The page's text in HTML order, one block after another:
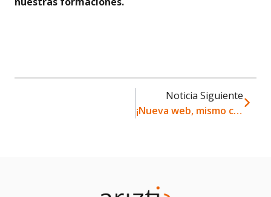
Noticia Siguiente
¡Nueva web, mismo compromiso!